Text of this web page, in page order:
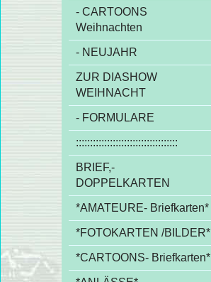
- CARTOONS
Weihnachten
- NEUJAHR
ZUR DIASHOW
WEIHNACHT
- FORMULARE
::::::::::::::::::::::::::::::::::::
BRIEF,-
DOPPELKARTEN
*AMATEURE- Briefkarten*
*FOTOKARTEN /BILDER*
*CARTOONS- Briefkarten*